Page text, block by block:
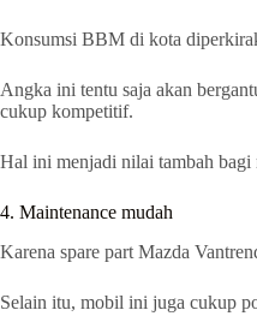
Konsumsi BBM di kota
Angka ini tentu saja akan
cukup kompetitif.
Hal ini menjadi nilai tambah bagi
4. Maintenance mudah
Karena spare part Mazda
Selain itu, mobil ini juga cukup